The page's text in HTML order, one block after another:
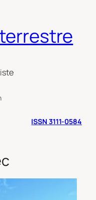
ISSN 3111-0584